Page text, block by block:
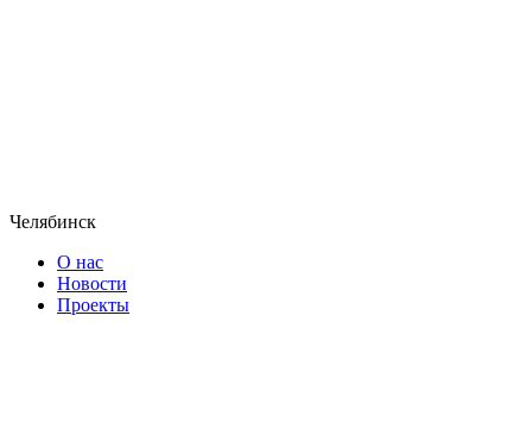
Челябинск
О нас
Новости
Проекты